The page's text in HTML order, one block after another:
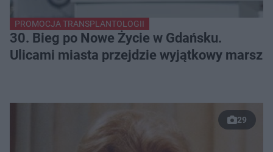
PROMOCJA TRANSPLANTOLOGII
30. Bieg po Nowe Życie w Gdańsku.
Ulicami miasta przejdzie wyjątkowy marsz
29